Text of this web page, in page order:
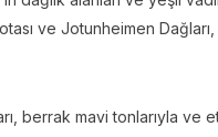
ve Jotunheimen
berrak mavi tonlarıyla